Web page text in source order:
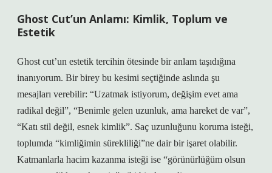
Ghost Cut’un Anlamı: Kimlik, Toplum ve
Estetik
Ghost cut’un estetik tercihin ötesinde bir anlam taşıdığına
inanıyorum. Bir birey bu kesimi seçtiğinde aslında şu
mesajları verebilir: “Uzatmak istiyorum, değişim evet ama
radikal değil”, “Benimle gelen uzunluk, ama hareket de var”,
“Katı stil değil, esnek kimlik”. Saç uzunluğunu koruma isteği,
toplumda “kimliğimin sürekliliği”ne dair bir işaret olabilir.
Katmanlarla hacim kazanma isteği ise “görünürlüğüm olsun